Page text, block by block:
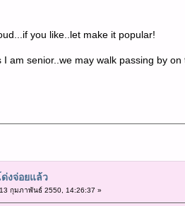
you like..let make it popular!
I am senior..we may walk passing by
งจ่อยแล้ว
กุมภาพันธ์ 2550, 14:26:37 »